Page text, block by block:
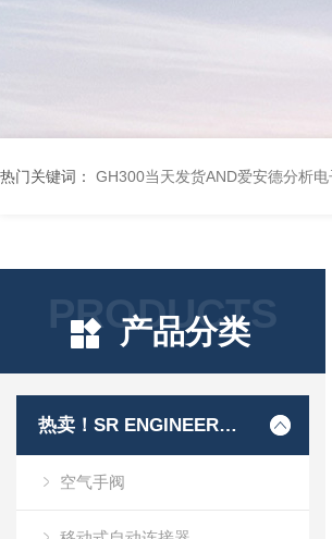
热门关键词： GH300当天发货AND爱安德分析
PRODUCTS
产品分类
热卖！SR ENGINEER工程
空气手阀